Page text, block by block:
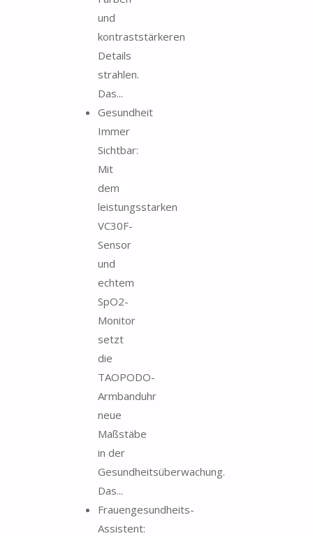
und
kontraststärkeren
Details
strahlen.
Das...
Gesundheit
Immer
Sichtbar:
Mit
dem
leistungsstarken
VC30F-
Sensor
und
echtem
SpO2-
Monitor
setzt
die
TAOPODO-
Armbanduhr
neue
Maßstäbe
in der
Gesundheitsüberwachung.
Das...
Frauengesundheits-
Assistent: